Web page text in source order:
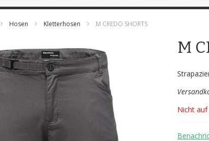
Hosen Kletterhosen M CREDO SHORTS
M
Nicht